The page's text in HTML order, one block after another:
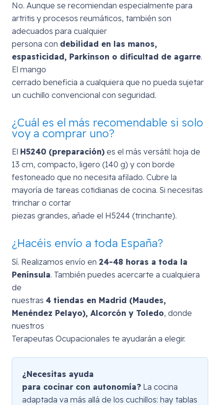
No. Aunque se recomiendan especialmente para
artritis y procesos reumáticos, también son
adecuados para cualquier
persona con debilidad en las manos,
espasticidad, Parkinson o dificultad de agarre.
El mango
cerrado beneficia a cualquiera que no pueda sujetar
un cuchillo convencional con seguridad.
¿Cuál es el más recomendable si solo
voy a comprar uno?
El H5240 (preparación) es el más versátil: hoja de
13 cm, compacto, ligero (140 g) y con borde
festoneado que no necesita afilado. Cubre la
mayoría de tareas cotidianas de cocina. Si necesitas
trinchar o cortar
piezas grandes, añade el H5244 (trinchante).
¿Hacéis envío a toda España?
Sí. Realizamos envío en 24-48 horas a toda la
Península. También puedes acercarte a cualquiera
de
nuestras 4 tiendas en Madrid (Maudes,
Menéndez Pelayo), Alcorcón y Toledo, donde
nuestros
Terapeutas Ocupacionales te ayudarán a elegir.
¿Necesitas ayuda
para cocinar con autonomía? La cocina
adaptada va más allá de los cuchillos: hay tablas